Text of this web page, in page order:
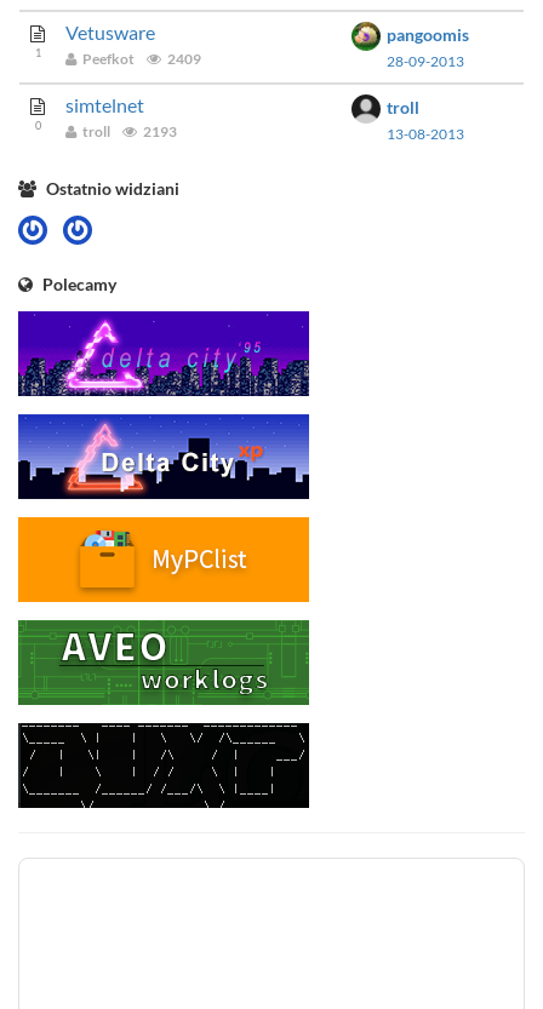
1
Vetusware
Peefkot 2409
pangoomis
28-09-2013
0
simtelnet
troll 2193
troll
13-08-2013
Ostatnio widziani
Polecamy